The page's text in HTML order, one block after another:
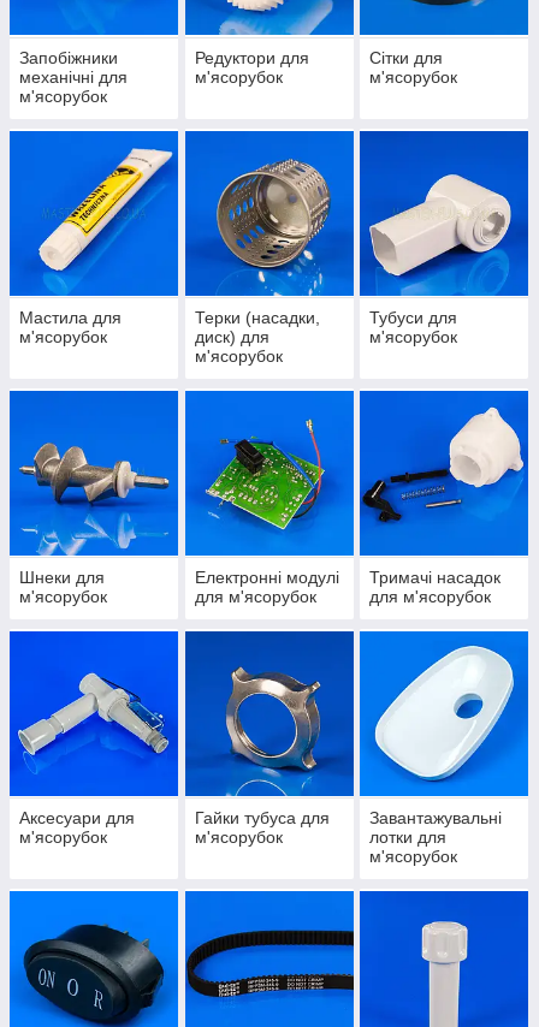
Запобіжники
механічні для
м'ясорубок
Редуктори для
м'ясорубок
Сітки для
м'ясорубок
Мастила для
м'ясорубок
Терки (насадки,
диск) для
м'ясорубок
Тубуси для
м'ясорубок
Шнеки для
м'ясорубок
Електронні модулі
для м'ясорубок
Тримачі насадок
для м'ясорубок
Аксесуари для
м'ясорубок
Гайки тубуса для
м'ясорубок
Завантажувальні
лотки для
м'ясорубок